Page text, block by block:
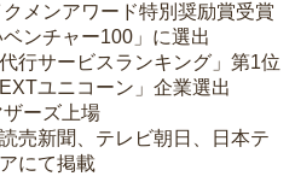
メンアワード特別奨励賞受賞
ンチャー100」に選出
行サービスランキング」第1位
ユニコーン」企業選出
ーズ上場
売新聞、テレビ朝日、日本テ
にて掲載